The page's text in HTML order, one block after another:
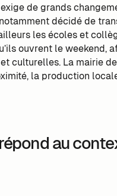
de grands
décidé de
les écoles et
ouvrent le weekend,
culturelles. La mairie
la production
au